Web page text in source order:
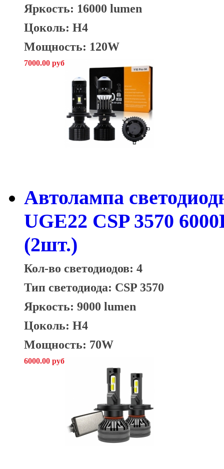
Яркость: 16000 lumen
Цоколь: H4
Мощность: 120W
7000.00 руб
Автолампа
UGE22 CSP 3570
(2шт.)
Кол-во светодиодов: 4
Тип светодиода: CSP 3570
Яркость: 9000 lumen
Цоколь: H4
Мощность: 70W
6000.00 руб